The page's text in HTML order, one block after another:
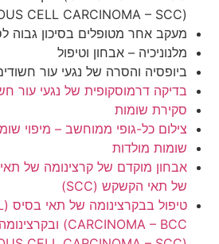
בסיכון גבוה לסרטן העור
נגעי עור חשודים
של נגעי עור חשודים
– מיפוי שומות
אבחון מוקדם של קרצינומה של תאי בסיס (BCC) וקרצינומה
טיפול בבקרצינומה של תאי בסיס (BASAL CELL
CARCINOMA – BCC) ובקרצינומה של תאי קשקש עוריים